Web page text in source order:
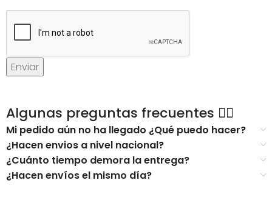
Enviar
Algunas preguntas frecuentes 👇🏻
Mi pedido aún no ha llegado ¿Qué puedo hacer?
¿Hacen envios a nivel nacional?
¿Cuánto tiempo demora la entrega?
¿Hacen envíos el mismo día?